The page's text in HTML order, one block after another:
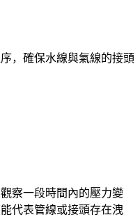
，確保水線與氣線的接頭
察一段時間內的壓力變
代表管線或接頭存在洩